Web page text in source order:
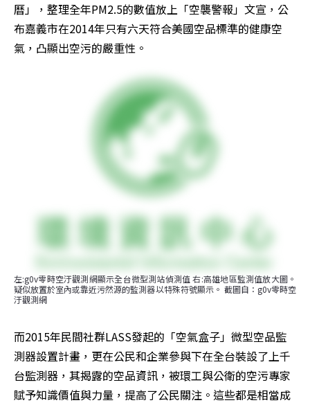
曆」，整理全年PM2.5的數值放上「空襲警報」文宣，公
布嘉義市在2014年只有六天符合美國空品標準的健康空
氣，凸顯出空污的嚴重性。
左:g0v零時空汙觀測網顯示全台微型測站偵測值 右:高雄地區監測值放大圖。
疑似放置於室內或靠近污然源的監測器以特殊符號顯示。 截圖自：g0v零時空
汙觀測網
而2015年民間社群LASS發起的「空氣盒子」微型空品監
測器設置計畫，更在公民和企業參與下在全台裝設了上千
台監測器，其揭露的空品資訊，被環工與公衛的空污專家
賦予知識價值與力量，提高了公民關注。這些都是相當成